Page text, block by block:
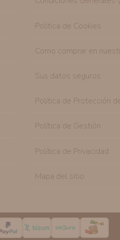
Politica de Cookies
Como comprar en
Sus datos seguros
Política de Protección
Política de Gestión
Política de Privacidad
Mapa del sitio